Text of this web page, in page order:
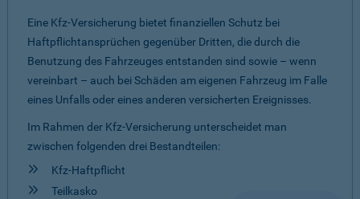
Eine Kfz-Versicherung bietet finanziellen Schutz bei
Haftpflichtansprüchen gegenüber Dritten, die durch die
Benutzung des Fahrzeuges entstanden sind sowie – wenn
vereinbart – auch bei Schäden am eigenen Fahrzeug im Falle
eines Unfalls oder eines anderen versicherten Ereignisses.
Im Rahmen der Kfz-Versicherung unterscheidet man
zwischen folgenden drei Bestandteilen:
Kfz-Haftpflicht
Teilkasko